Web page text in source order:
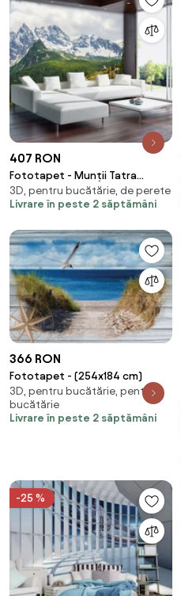
407 RON
Fototapet - Munții Tatra
pitorești (254x184 cm)
3D, pentru bucătărie, de perete
Livrare în peste 2 săptămâni
366 RON
Fototapet - (254x184 cm)
3D, pentru bucătărie, pentru
bucătărie
Livrare în peste 2 săptămâni
-25 %